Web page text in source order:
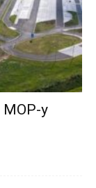
MOP-y